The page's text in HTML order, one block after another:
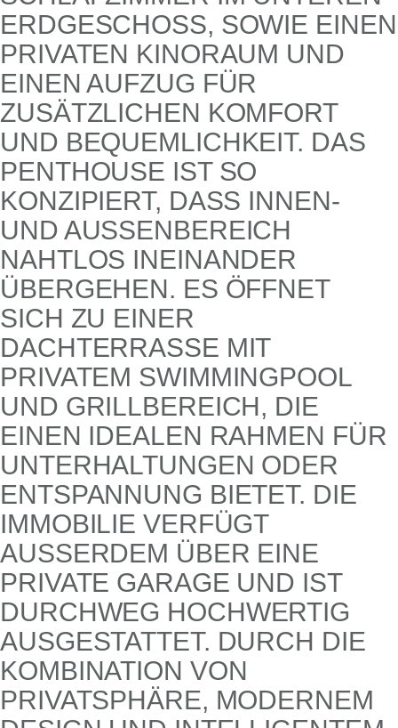
GESCHOSS, SOWIE EINEN PRI
VATEN KINORAUM UND EIN
EN AUFZUG FÜR ZUS
ÄTZLICHEN KOMFORT UND
BEQUEMLICHKEIT. DAS PEN
THOUSE IST SO KON
ZIPIERT, DASS INNEN- UND
AUSSENBEREICH NAHT
LOS INEINANDER ÜBER
GEHEN. ES ÖFFNET SICH
ZU EINER DACH
TERRASSE MIT PRIV
ATEM SWIMMINGPOOL UND
GRILLBEREICH, DIE EINE
N IDEALEN RAHMEN FÜR UNTE
RHALTUNGEN ODER ENTS
PANNUNG BIETET. DIE IMMO
BILIE VERFÜGT AUSSE
RDEM ÜBER EINE PRIVA
TE GARAGE UND IST DURCH
WEG HOCHWERTIG AUSGE
STATTET. DURCH DIE KOMBI
NATION VON PRIVA
TSPHÄRE, MODERNEM DESIG